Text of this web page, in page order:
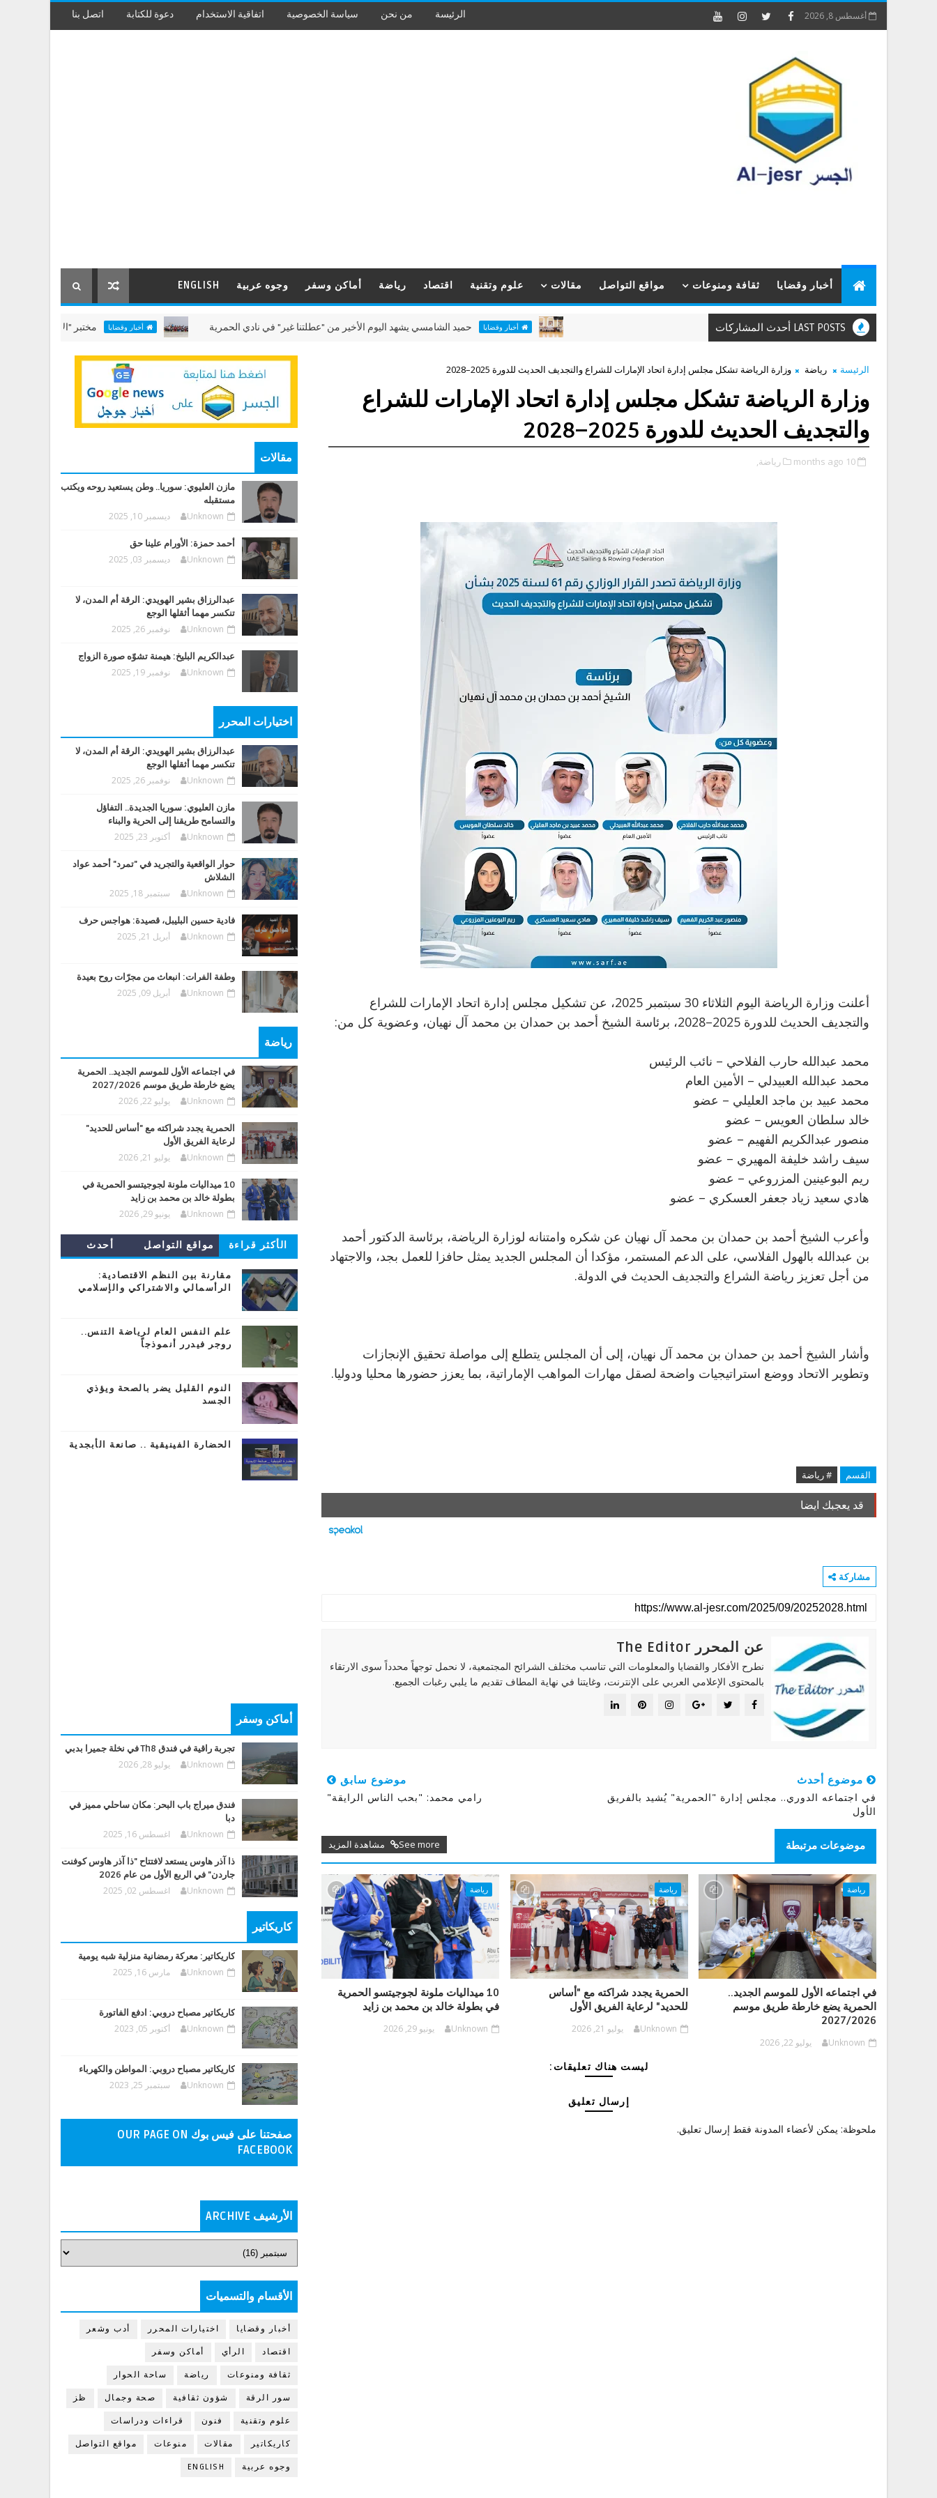
أغسطس 8, 2026 الرئيسة من نحن سياسة الخصوصية اتفاقية الاستخدام دعوة للكتابة اتصل بنا
أخبار وقضايا ثقافة ومنوعات مواقع التواصل مقالات علوم وتقنية اقتصاد رياضة أماكن وسفر وجوه عربية ENGLISH
LAST POSTS أحدث المشاركات أخبار وقضايا حميد الشامسي يشهد اليوم الأخير من "عطلتنا غير" في نادي الحمرية أخبار وقضايا مختبر "الألعاب البحرية" في
الرئيسة رياضة وزارة الرياضة تشكل مجلس إدارة اتحاد الإمارات للشراع والتجديف الحديث للدورة 2025–2028
وزارة الرياضة تشكل مجلس إدارة اتحاد الإمارات للشراع
والتجديف الحديث للدورة 2025–2028
10 months ago رياضة,
أعلنت وزارة الرياضة اليوم الثلاثاء 30 سبتمبر 2025، عن تشكيل مجلس إدارة اتحاد الإمارات للشراع
والتجديف الحديث للدورة 2025–2028، برئاسة الشيخ أحمد بن حمدان بن محمد آل نهيان، وعضوية كل من:
محمد عبدالله حارب الفلاحي – نائب الرئيس
محمد عبدالله العبيدلي – الأمين العام
محمد عبيد بن ماجد العليلي – عضو
خالد سلطان العويس – عضو
منصور عبدالكريم الفهيم – عضو
سيف راشد خليفة المهيري – عضو
ريم البوعينين المزروعي – عضو
هادي سعيد زياد جعفر العسكري – عضو
وأعرب الشيخ أحمد بن حمدان بن محمد آل نهيان عن شكره وامتنانه لوزارة الرياضة، برئاسة الدكتور أحمد
بن عبدالله بالهول الفلاسي، على الدعم المستمر، مؤكدا أن المجلس الجديد يمثل حافزا للعمل بجد، والاجتهاد
من أجل تعزيز رياضة الشراع والتجديف الحديث في الدولة.
وأشار الشيخ أحمد بن حمدان بن محمد آل نهيان، إلى أن المجلس يتطلع إلى مواصلة تحقيق الإنجازات
وتطوير الاتحاد ووضع استراتيجيات واضحة لصقل مهارات المواهب الإماراتية، بما يعزز حضورها محليا ودوليا.
القسم # رياضة
قد يعجبك ايضا
مشاركة
عن المحرر The Editor
نطرح الأفكار والقضايا والمعلومات التي تناسب مختلف الشرائح المجتمعية، لا نحمل توجهاً محدداً سوى الارتقاء
بالمحتوى الإعلامي العربي على الإنترنت، وغايتنا في نهاية المطاف تقديم ما يلبي رغبات الجميع.
موضوع أحدث
في اجتماعه الدوري.. مجلس إدارة "الحمرية" يُشيد بالفريق
الأول
موضوع سابق
رامي محمد: "بحب الناس الرايقة"
موضوعات مرتبطة See more مشاهدة المزيد
رياضة
في اجتماعه الأول للموسم الجديد..
الحمرية يضع خارطة طريق موسم
2027/2026
Unknown يوليو 22, 2026
رياضة
الحمرية يجدد شراكته مع "أساس
للحديد" لرعاية الفريق الأول
Unknown يوليو 21, 2026
رياضة
10 ميداليات ملونة لجوجيتسو الحمرية
في بطولة خالد بن محمد بن زايد
Unknown يونيو 29, 2026
ليست هناك تعليقات:
إرسال تعليق
ملحوظة: يمكن لأعضاء المدونة فقط إرسال تعليق.
مقالات
مازن العليوي: سوريا.. وطن يستعيد روحه ويكتب
مستقبله
Unknown ديسمبر 10, 2025
أحمد حمزة: الأورام علينا حق
Unknown ديسمبر 03, 2025
عبدالرزاق بشير الهويدي: الرقة أم المدن، لا
تنكسر مهما أثقلها الوجع
Unknown نوفمبر 26, 2025
عبدالكريم البليخ: هيمنة تشوّه صورة الزواج
Unknown نوفمبر 19, 2025
اختيارات المحرر
عبدالرزاق بشير الهويدي: الرقة أم المدن، لا
تنكسر مهما أثقلها الوجع
Unknown نوفمبر 26, 2025
مازن العليوي: سوريا الجديدة.. التفاؤل
والتسامح طريقنا إلى الحرية والبناء
Unknown أكتوبر 23, 2025
حوار الواقعية والتجريد في "تمرد" أحمد عواد
الشلاش
Unknown سبتمبر 18, 2025
فادية حسين البليبل، قصيدة: هواجس حرف
Unknown أبريل 21, 2025
وطفة الفرات: انبعاث من مجرّات روح بعيدة
Unknown أبريل 09, 2025
رياضة
في اجتماعه الأول للموسم الجديد.. الحمرية
يضع خارطة طريق موسم 2027/2026
Unknown يوليو 22, 2026
الحمرية يجدد شراكته مع "أساس للحديد"
لرعاية الفريق الأول
Unknown يوليو 21, 2026
10 ميداليات ملونة لجوجيتسو الحمرية في
بطولة خالد بن محمد بن زايد
Unknown يونيو 29, 2026
الأكثر قراءة مواقع التواصل
أحدث
مقارنة بين النظم الاقتصادية:
الرأسمالي والاشتراكي والإسلامي
علم النفس العام لرياضة التنس..
روجر فيدرر أنموذجاً
النوم القليل يضر بالصحة ويؤذي
الجسد
الحضارة الفينيقية .. صانعة الأبجدية
أماكن وسفر
تجربة راقية في فندق Th8 في نخلة جميرا بدبي
Unknown يوليو 28, 2026
فندق ميراج باب البحر: مكان ساحلي مميز في
دبا
Unknown اغسطس 16, 2025
ذا آذر هاوس يستعد لافتتاح "ذا آذر هاوس كوفنت
جاردن" في الربع الأول من عام 2026
Unknown اغسطس 02, 2025
كاريكاتير
كاريكاتير: معركة رمضانية منزلية شبه يومية
Unknown مارس 16, 2025
كاريكاتير مصباح دروبي: ادفع الفاتورة
Unknown أكتوبر 05, 2023
كاريكاتير مصباح دروبي: المواطن والكهرباء
Unknown سبتمبر 25, 2023
صفحتنا على فيس بوك OUR PAGE ON
FACEBOOK
الأرشيف ARCHIVE
الأقسام والتسميات
أخبار وقضايا اختيارات المحرر أدب وشعر
اقتصاد الرأي أماكن وسفر
ثقافة ومنوعات رياضة ساحة الحوار
سور الرقة شؤون ثقافية صحة وجمال ظز
علوم وتقنية فنون قراءات ودراسات
كاريكاتير مقالات منوعات مواقع التواصل
وجوه عربية ENGLISH